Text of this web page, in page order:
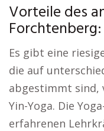
Vorteile des
Forchtenberg:
Es gibt eine
die auf
abgestimmt sind,
Yin-Yoga. Die
erfahrenen